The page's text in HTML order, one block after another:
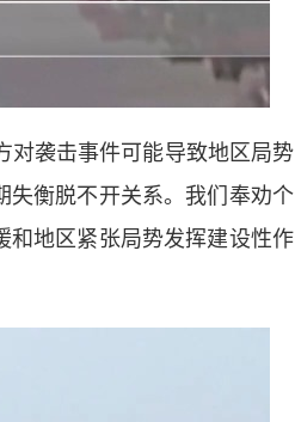
对袭击事件可能导致地区局势
失衡脱不开关系。我们奉劝个
和地区紧张局势发挥建设性作